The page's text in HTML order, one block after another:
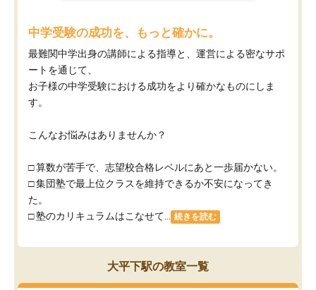
中学受験の成功を、もっと確かに。
最難関中学出身の講師による指導と、運営による密なサポ
ートを通じて、
お子様の中学受験における成功をより確かなものにしま
す。
こんなお悩みはありませんか？
□ 算数が苦手で、志望校合格レベルにあと一歩届かない。
□ 集団塾で最上位クラスを維持できるか不安になってき
た。
□ 塾のカリキュラムはこなせて...
続きを読む
大平下駅の教室一覧